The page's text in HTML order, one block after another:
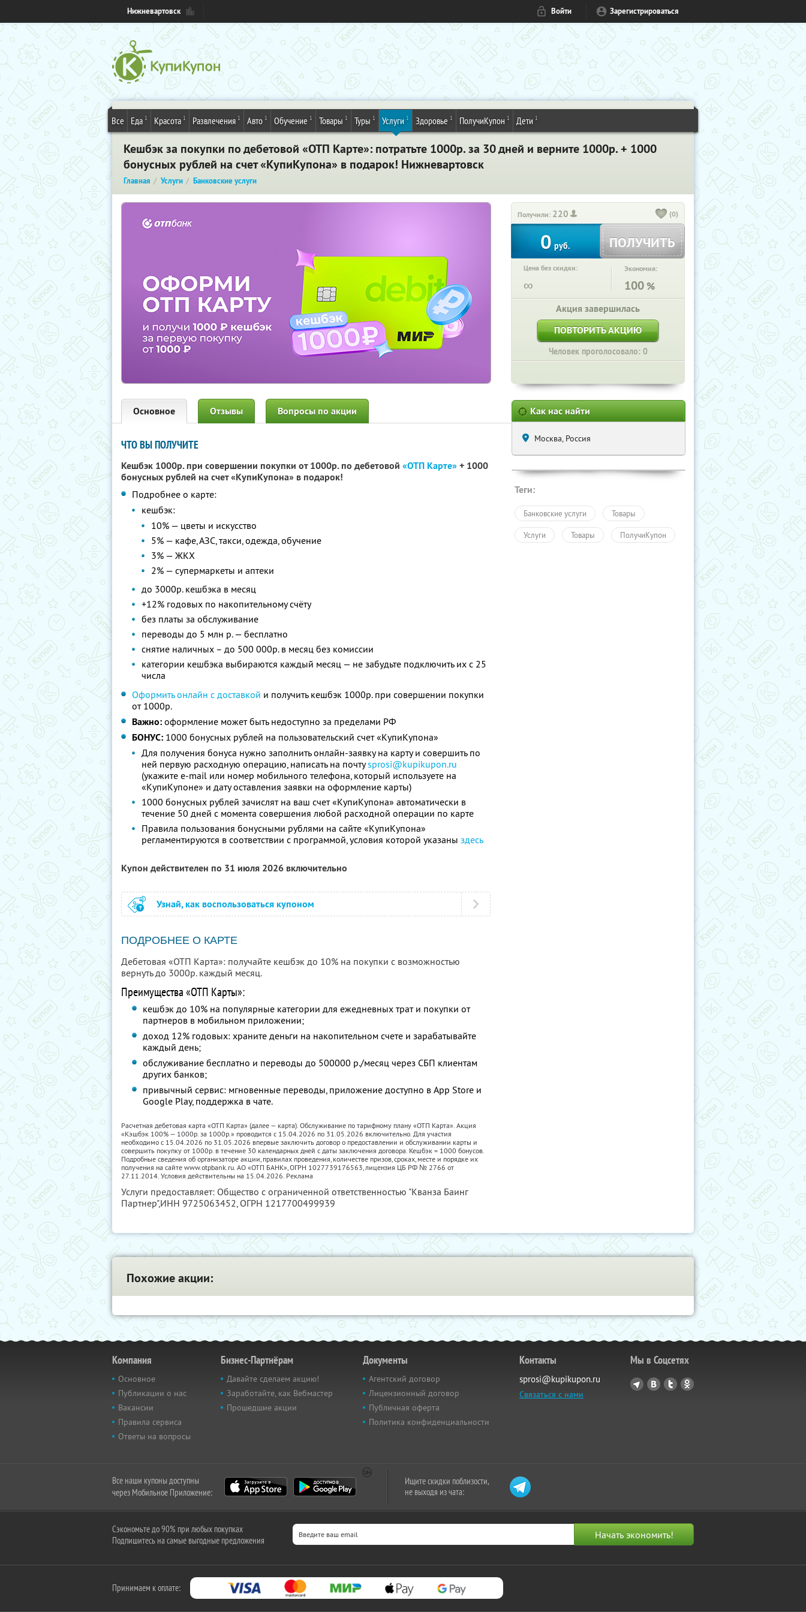
Нижневартовск Войти Зарегистрироваться
Все Еда 1 Красота 1 Развлечения 1 Авто 1 Обучение 1 Товары 1 Туры 1 Услуги 1 Здоровье 1 ПолучиКупон 1 Дети 1
Кешбэк за покупки по дебетовой «ОТП Карте»: потратьте 1000р. за 30 дней и верните 1000р. + 1000
бонусных рублей на счет «КупиКупона» в подарок! Нижневартовск
Главная Услуги Банковские услуги
Получили: 220 (0)
0 руб. ПОЛУЧИТЬ
Цена без скидки:
∞
Экономия:
100 %
Акция завершилась
ПОВТОРИТЬ АКЦИЮ
Человек проголосовало: 0
Основное Отзывы Вопросы по акции
ЧТО ВЫ ПОЛУЧИТЕ
Кешбэк 1000р. при совершении покупки от 1000р. по дебетовой «ОТП Карте»+ 1000
бонусных рублей на счет «КупиКупона» в подарок!
Подробнее о карте:
кешбэк:
10% — цветы и искусство
5% — кафе, АЗС, такси, одежда, обучение
3% — ЖКХ
2% — супермаркеты и аптеки
до 3000р. кешбэка в месяц
+12% годовых по накопительному счёту
без платы за обслуживание
переводы до 5 млн р. — бесплатно
снятие наличных – до 500 000р. в месяц без комиссии
категории кешбэка выбираются каждый месяц — не забудьте подключить их с 25
числа
Оформить онлайн с доставкой и получить кешбэк 1000р. при совершении покупки
от 1000р.
Важно: оформление может быть недоступно за пределами РФ
БОНУС: 1000 бонусных рублей на пользовательский счет «КупиКупона»
Для получения бонуса нужно заполнить онлайн-заявку на карту и совершить по
ней первую расходную операцию, написать на почтуsprosi@kupikupon.ru
(укажите e-mail или номер мобильного телефона, который используете на
«КупиКупоне» и дату оставления заявки на оформление карты)
1000 бонусных рублей зачислят на ваш счет «КупиКупона» автоматически в
течение 50 дней с момента совершения любой расходной операции по карте
Правила пользования бонусными рублями на сайте «КупиКупона»
регламентируются в соответствии с программой, условия которой указаны здесь
Купон действителен по 31 июля 2026 включительно
Узнай, как воспользоваться купоном
ПОДРОБНЕЕ О КАРТЕ
Дебетовая «ОТП Карта»: получайте кешбэк до 10% на покупки с возможностью
вернуть до 3000р. каждый месяц.
Преимущества «ОТП Карты»:
кешбэк до 10% на популярные категории для ежедневных трат и покупки от
партнеров в мобильном приложении;
доход 12% годовых: храните деньги на накопительном счете и зарабатывайте
каждый день;
обслуживание бесплатно и переводы до 500000 р./месяц через СБП клиентам
других банков;
привычный сервис: мгновенные переводы, приложение доступно в App Store и
Google Play, поддержка в чате.
Расчетная дебетовая карта «ОТП Карта» (далее — карта). Обслуживание по тарифному плану «ОТП Карта». Акция
«Кэшбэк 100% — 1000р. за 1000р.» проводится с 15.04.2026 по 31.05.2026 включительно. Для участия
необходимо с 15.04.2026 по 31.05.2026 впервые заключить договор о предоставлении и обслуживании карты и
совершить покупку от 1000р. в течение 30 календарных дней с даты заключения договора. Кешбэк = 1000 бонусов.
Подробные сведения об организаторе акции, правилах проведения, количестве призов, сроках, месте и порядке их
получения на сайте www.otpbank.ru. АО «ОТП БАНК», ОГРН 1027739176563, лицензия ЦБ РФ № 2766 от
27.11.2014. Условия действительны на 15.04.2026. Реклама
Услуги предоставляет: Общество с ограниченной ответственностью "Кванза Баинг
Партнер",ИНН 9725063452, ОГРН 1217700499939
Как нас найти
Москва, Россия
Теги:
Банковские услуги Товары
Услуги Товары ПолучиКупон
Похожие акции:
Компания
Основное
Публикации о нас
Вакансии
Правила сервиса
Ответы на вопросы
Бизнес-Партнёрам
Давайте сделаем акцию!
Заработайте, как Вебмастер
Прошедшие акции
Документы
Агентский договор
Лицензионный договор
Публичная оферта
Политика конфиденциальности
Контакты
sprosi@kupikupon.ru
Связаться с нами
Мы в Соцсетях
Все наши купоны доступны
через Мобильное Приложение:
Ищите скидки поблизости,
не выходя из чата:
Сэкономьте до 90% при любых покупках
Подпишитесь на самые выгодные предложения
Принимаем к оплате: